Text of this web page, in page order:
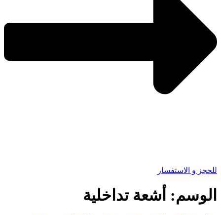
للحجز و الاستفسار
الوسم: أشعة تداخلية